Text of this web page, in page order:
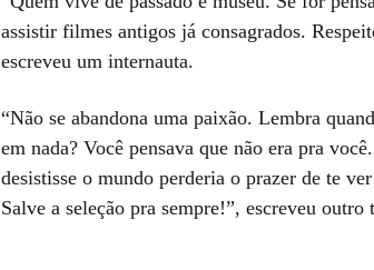
assistir filmes antigos já consagrados.
escreveu um internauta.
“Não se abandona uma paixão. Lembra
em nada? Você pensava que não era pra
desistisse o mundo perderia o prazer de te
Salve a seleção pra sempre!”, escreveu outro